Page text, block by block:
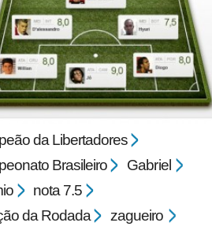
da Libertadores
Brasileiro
Gabriel
nota 7.5
da Rodada
zagueiro